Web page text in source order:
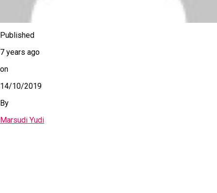
Published
7 years ago
on
14/10/2019
By
Marsudi Yudi